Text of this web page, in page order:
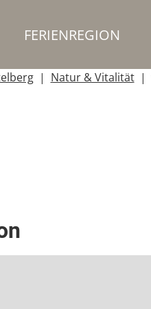
FERIENREGION
Natur & Vitalität